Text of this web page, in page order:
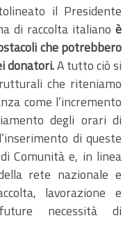
il Presidente
di raccolta italiano è
che potrebbero
donatori.A tutto ciò si
che riteniamo
come l’incremento
degli orari di
di queste
Comunità e, in linea
rete nazionale e
lavorazione e
necessità di